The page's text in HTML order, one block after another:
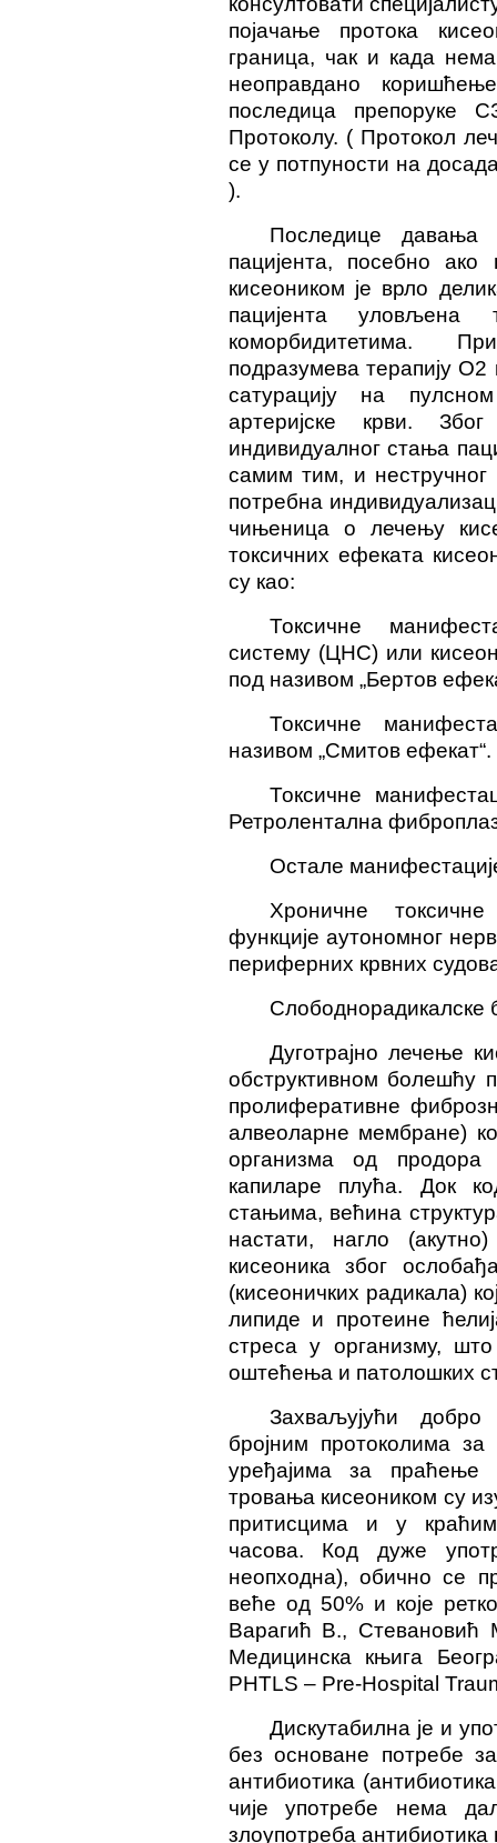
појачање протока
граница, чак и када
неоправдано
последица препоруке
Протоколу. ( Протокол
се у потпуности на
).
Последице давања
пацијента, посебно ако
кисеоником је врло
пацијента
коморбидитетима.
подразумева терапију О2
сатурацију на
артеријске крви.
индивидуалног стања
самим тим, и нестручног
потребна
чињеница о лечењу
токсичних ефеката
су као:
Токсичне
систему (ЦНС) или
под називом „Бертов
Токсичне
називом „Смитов ефекат“.
Токсичне
Ретролентална
Остале
Хроничне
функције аутономног
периферних крвних
Слободнорадикалске
Дуготрајно лечење
обструктивном болешћу
пролиферативне
алвеоларне мембране)
организма од
капиларе плућа. Док
стањима, већина
настати, нагло
кисеоника због
(кисеоничких радикала)
липиде и протеине
стреса у организму,
оштећења и патолошких
Захваљујући
бројним протоколима
уређајима за праћење
тровања кисеоником су
притисцима и у
часова. Код дуже
неопходна), обично се
веће од 50% и које
Варагић В., Стевановић
Медицинска књига
PHTLS – Pre-Hospital
Дискутабилна је и
без основане потребе
антибиотика
чије употребе нема
злоупотреба антибиотика